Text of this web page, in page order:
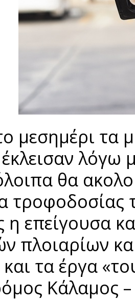
μεσημέρι τα
λόγω
θα
τροφοδοσίας
επείγουσα
πλοιαρίων
και τα έργα
Κάλαμος